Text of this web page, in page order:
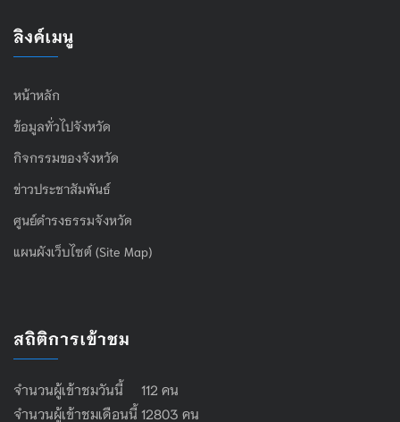
ลิงค์เมนู
หน้าหลัก
ข้อมูลทั่วไปจังหวัด
กิจกรรมของจังหวัด
ข่าวประชาสัมพันธ์
ศูนย์ดำรงธรรมจังหวัด
แผนผังเว็บไซต์ (Site Map)
สถิติการเข้าชม
จำนวนผู้เข้าชมวันนี้ 112 คน
จำนวนผู้เข้าชมเดือนนี้ 12803 คน